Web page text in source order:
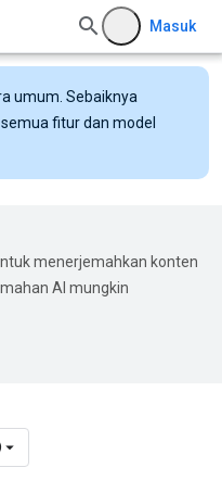
Masuk
umum. Sebaiknya
fitur dan model
menerjemahkan konten
AI mungkin